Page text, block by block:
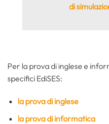
di
Per la prova di inglese e
specifici EdiSES:
la prova di inglese
la prova di informatica